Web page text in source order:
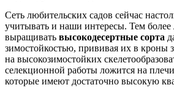
Сеть любительских садов сейчас
учитывать и наши интересы. Тем
выращивать высокодесертные сорта
зимостойкостью, прививая их в кроны
на высокозимостойких
селекционной работы ложится на
которые имеют достаточно высокую